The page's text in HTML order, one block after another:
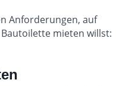
Anforderungen, auf
mieten willst: